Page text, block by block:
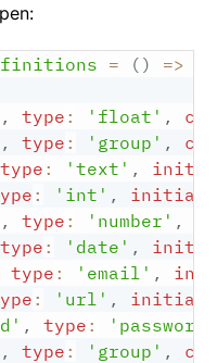
= ( ) =>
, type : 'float' ,
, type : 'group' ,
type : 'text' ,
: 'int' , initial
, type : 'number' ,
type : 'date' ,
type : 'email' ,
: 'url' , initial
, type :
'password'
, type : 'group' ,